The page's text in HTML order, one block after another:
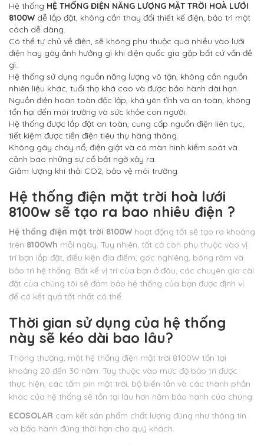
Hệ thống HỆ THỐNG ĐIỆN NĂNG LƯỢNG MẶT TRỜI HOÀ LƯỚI
8100W dễ lắp đặt, không cần thay đổi thiết kế điện, bảo trì một
cách dễ dàng.
Có thể tự chủ về điện, sẽ không phụ thuộc quá nhiều vào lưới
điện hay gây ảnh hưởng gì khi điện quốc gia gặp bất cứ vấn đề
gì.
Hệ thống sử dụng nguồn năng lượng vô tận, không cần nguồn
nhiên liệu khác, tuổi thọ khá cao và được bảo hành dài hạn.
Nguồn điện hoàn toàn độc lập, khá yên tĩnh và an toàn, không
tổn hại đến môi trường và sức khỏe con người.
Hệ thống được lắp đặt an toàn, cung cấp nguồn điện liên tục,
tiết kiệm được tiền điện tiêu thụ hàng tháng.
Không gây cháy nổ, điện giật và có màn hình kiểm soát và
cảnh báo những sự cố bất ngờ xảy ra.
Giảm lượng khí thải CO2, bảo vệ môi trường
Hệ thống điện mặt trời hoà lưới
8100w sẽ tạo ra bao nhiêu điện ?
Hệ thống điện mặt trời 8100W hoạt động tốt sẽ tạo ra khoảng
trên 8100Wh mỗi ngày. Tuy nhiên, tất cả còn phụ thuộc vào vị
trí bạn lắp đặt, điều kiện địa điểm, góc nghiêng, bóng râm và
bảo trì hệ thống. Bất kể vị trí của bạn ở đâu, các chuyên gia cài
đặt của chúng tôi sẽ đảm bảo hệ thống của bạn được định vị
để có kết quả tốt nhất có thể.
Thời gian sử dụng của hệ thống
này sẽ kéo dài bao lâu?
Thông thường, một hệ thống điện mặt trời 8100W tồn tại
khoảng 20 đến 30 năm. Tùy thuộc vào mức độ bảo trì được
thực hiện, các tấm pin mặt trời, bộ biến tần và các thành phần
khác của hệ thống sẽ tồn tại lâu hơn năm bảo hành của chúng.
ECOSOLAR cam kết sản phẩm chất lượng đúng như thông tin
và bảo hành đúng thời hạn cho quý khách.